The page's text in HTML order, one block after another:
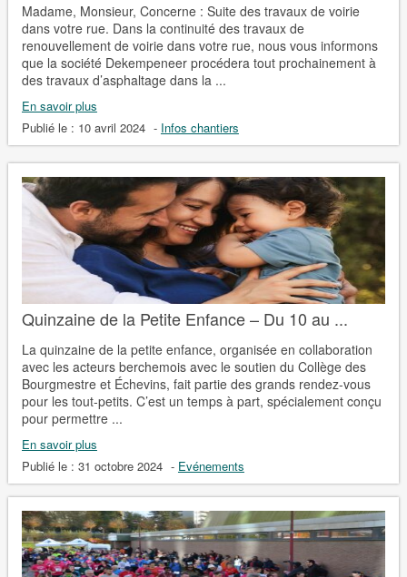
Madame, Monsieur, Concerne : Suite des travaux de voirie
dans votre rue. Dans la continuité des travaux de
renouvellement de voirie dans votre rue, nous vous informons
que la société Dekempeneer procédera tout prochainement à
des travaux d’asphaltage dans la ...
En savoir plus
Publié le : 10 avril 2024 - Infos chantiers
Quinzaine de la Petite Enfance – Du 10 au ...
La quinzaine de la petite enfance, organisée en collaboration
avec les acteurs berchemois avec le soutien du Collège des
Bourgmestre et Échevins, fait partie des grands rendez-vous
pour les tout-petits. C’est un temps à part, spécialement conçu
pour permettre ...
En savoir plus
Publié le : 31 octobre 2024 - Evénements